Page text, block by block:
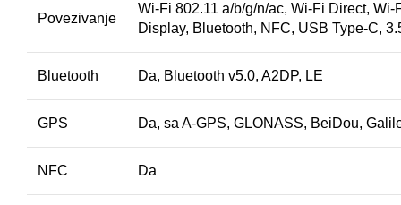
Povezivanje
Wi-Fi 802.11 a/b/g/n/ac, Wi-Fi Direct, Wi-
Display, Bluetooth, NFC, USB Type-C,
Bluetooth Da, Bluetooth v5.0, A2DP, LE
GPS Da, sa A-GPS, GLONASS, BeiDou,
NFC Da